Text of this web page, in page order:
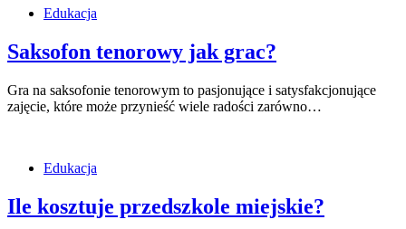
Edukacja
Saksofon tenorowy jak grac?
Gra na saksofonie tenorowym to pasjonujące i satysfakcjonujące
zajęcie, które może przynieść wiele radości zarówno…
Edukacja
Ile kosztuje przedszkole miejskie?